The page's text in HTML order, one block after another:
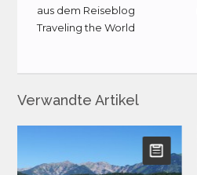
aus dem Reiseblog
Traveling the World
Verwandte Artikel